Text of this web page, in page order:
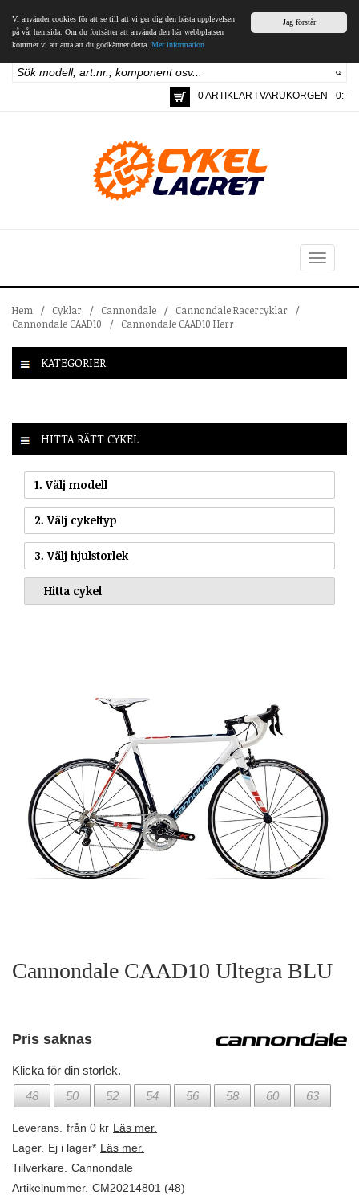
Jag förstår
Vi använder cookies för att se till att vi ger dig den bästa upplevelsen
på vår hemsida. Om du fortsätter att använda den här webbplatsen
kommer vi att anta att du godkänner detta. Mer information
0 ARTIKLAR I VARUKORGEN - 0:-
Toggle
navigation
Hem / Cyklar / Cannondale / Cannondale Racercyklar
/
Cannondale CAAD10
/ Cannondale CAAD10 Herr
KATEGORIER
HITTA RÄTT CYKEL
1. Välj modell
2. Välj cykeltyp
3. Välj hjulstorlek
Cannondale CAAD10 Ultegra BLU
Pris saknas
Klicka för din storlek.
48
50 52 54 56 58 60 63
Leverans. från 0 kr Läs mer.
Lager. Ej i lager* Läs mer.
Tillverkare. Cannondale
Artikelnummer. CM20214801 (48)